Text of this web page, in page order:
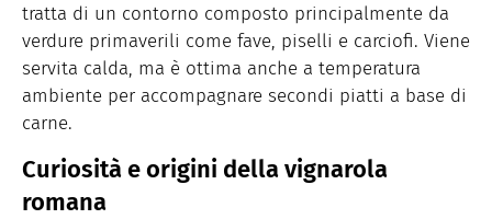
tratta di un contorno composto principalmente da
verdure primaverili come fave, piselli e carciofi. Viene
servita calda, ma è ottima anche a temperatura
ambiente per accompagnare secondi piatti a base di
carne.
Curiosità e origini della vignarola
romana